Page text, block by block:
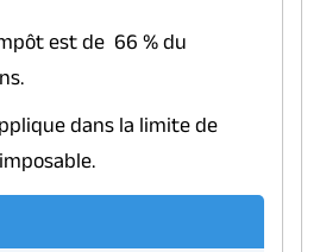
est de 66 %du
dans la limite de